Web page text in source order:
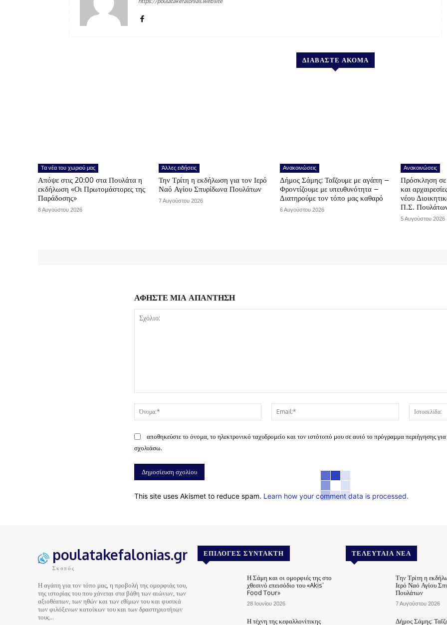
ΔΙΑΒΑΣΤΕ ΑΚΟΜΑ
Τα νέα του χωριού μας
Απόψε στις 20:00 στα Πουλάτα η
εκδήλωση «Οι Πρωτομάστορες της
Παράδοσης»
8 Αυγούστου 2026
Άλλες ειδήσεις
Την Τρίτη η εκδήλωση για τον Ιερό
Ναό Αγίου Σπυρίδωνα Πουλάτων
7 Αυγούστου 2026
Ανακοινώσεις
Δήμος Σάμης: Ταΐζουμε με αγάπη –
Φροντίζουμε με υπευθυνότητα –
Διατηρούμε τον τόπο μας καθαρό
6 Αυγούστου 2026
Ανακοινώσεις
Πρόσκληση σε
και
νέου
Π.Σ.
5 Αυγούστου 2026
ΑΦΗΣΤΕ ΜΙΑ ΑΠΑΝΤΗΣΗ
Όνομα:*
Email:*
αποθηκεύστε το όνομα, το ηλεκτρονικό ταχυδρομείο και τον ιστότοπό μου σε αυτό το πρόγραμμα περιήγησης
σχολιάσω.
This site uses Akismet to reduce spam. Learn how your comment data is processed.
poulatakefalonias.gr
Σκοπός
Η αγάπη για τον τόπο μας, η προβολή της ομορφιάς του,
της ιστορίας του που χάνεται στα βάθη των αιώνων, των
αξιοθέατων, των ηθών και των εθίμων του και φυσικά
των φιλόξενων κατοίκων του και των δραστηριοτήτων
τους…
ΕΠΙΛΟΓΈΣ ΣΥΝΤΆΚΤΗ
Η Σάμη και οι ομορφιές της στο
χθεσινό επεισόδιο του «Akis’
Food Tour»
28 Ιουνίου 2026
Η τέχνη της κεφαλλονίτικης
ΤΕΛΕΥΤΑΊΑ ΝΈΑ
Την Τρίτη η
Ιερό Ναό Αγίου
Πουλάτων
7 Αυγούστου 2026
Δήμος Σάμης: